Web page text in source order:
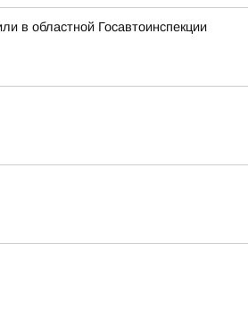
в областной Госавтоинспекции